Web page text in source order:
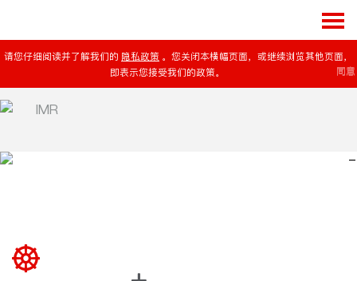
请您仔细阅读并了解我们的 隐私政策 。您关闭本横幅页面，或继续浏览其他页面，
即表示您接受我们的政策。
同意
-